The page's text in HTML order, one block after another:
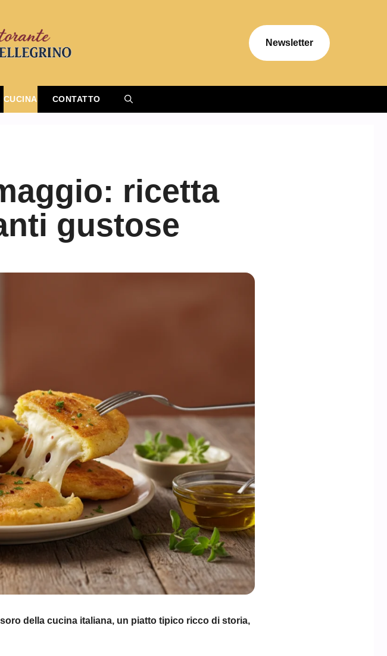
Newsletter
CUCINA CONTATTO
ricetta
gustose
della cucina italiana, un piatto tipico ricco di storia,